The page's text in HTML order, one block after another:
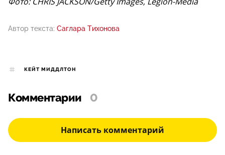
Автор текста: Саглара Тихонова
КЕЙТ МИДДЛТОН
Комментарии 0
Написать комментарий